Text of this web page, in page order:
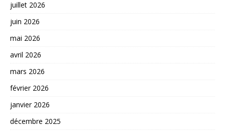
juillet 2026
juin 2026
mai 2026
avril 2026
mars 2026
février 2026
janvier 2026
décembre 2025